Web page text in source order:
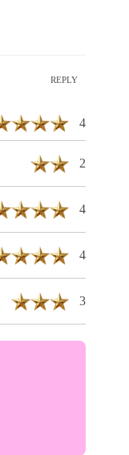
REPLY
4
2
4
4
3